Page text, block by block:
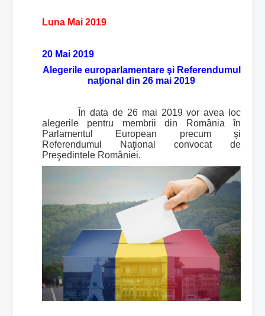
Luna Mai 2019
20 Mai 2019
Alegerile europarlamentare şi Referendumul
naţional din 26 mai 2019
În data de 26 mai 2019 vor avea loc
alegerile pentru membrii din România în
Parlamentul European precum şi
Referendumul Naţional convocat de
Preşedintele României.